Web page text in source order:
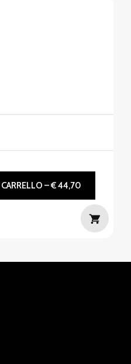
– € 44,70